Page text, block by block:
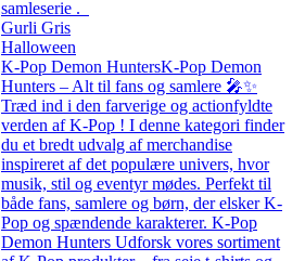
samleserie .
Gurli Gris
Halloween
K-Pop Demon HuntersK-Pop Demon
Hunters – Alt til fans og samlere 🎤✨
Træd ind i den farverige og actionfyldte
verden af K-Pop ! I denne kategori finder
du et bredt udvalg af merchandise
inspireret af det populære univers, hvor
musik, stil og eventyr mødes. Perfekt til
både fans, samlere og børn, der elsker K-
Pop og spændende karakterer. K-Pop
Demon Hunters Udforsk vores sortiment